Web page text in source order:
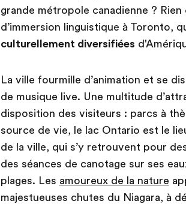
grande métropole canadienne ? Rien
d’immersion linguistique à Toronto,
culturellement diversifiées
La ville fourmille d’animation et se
de musique live. Une multitude
disposition des visiteurs : parcs à
source de vie, le lac Ontario est le
de la ville, qui s’y retrouvent pour
des séances de canotage sur ses
plages. Les amoureux de la nature
majestueuses chutes du Niagara, à